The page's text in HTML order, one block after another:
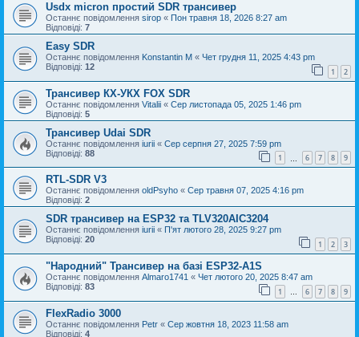
Usdx micron простий SDR трансивер
Останнє повідомлення sirop « Пон травня 18, 2026 8:27 am
Відповіді: 7
Easy SDR
Останнє повідомлення Konstantin M « Чет грудня 11, 2025 4:43 pm
Відповіді: 12 1 2
Трансивер КХ-УКХ FOX SDR
Останнє повідомлення Vitalii « Сер листопада 05, 2025 1:46 pm
Відповіді: 5
Трансивер Udai SDR
Останнє повідомлення iurii « Сер серпня 27, 2025 7:59 pm
Відповіді: 88 1 6 7 8 9
RTL-SDR V3
Останнє повідомлення oldPsyho « Сер травня 07, 2025 4:16 pm
Відповіді: 2
SDR трансивер на ESP32 та TLV320AIC3204
Останнє повідомлення iurii « П'ят лютого 28, 2025 9:27 pm
Відповіді: 20 1 2 3
"Народний" Трансивер на базі ESP32-A1S
Останнє повідомлення Almaro1741 « Чет лютого 20, 2025 8:47 am
Відповіді: 83 1 … 6 7 8 9
FlexRadio 3000
Останнє повідомлення Petr « Сер жовтня 18, 2023 11:58 am
Відповіді: 4